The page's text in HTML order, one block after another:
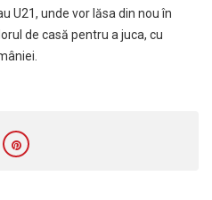
U21, unde vor lăsa din nou în
de casă pentru a juca, cu